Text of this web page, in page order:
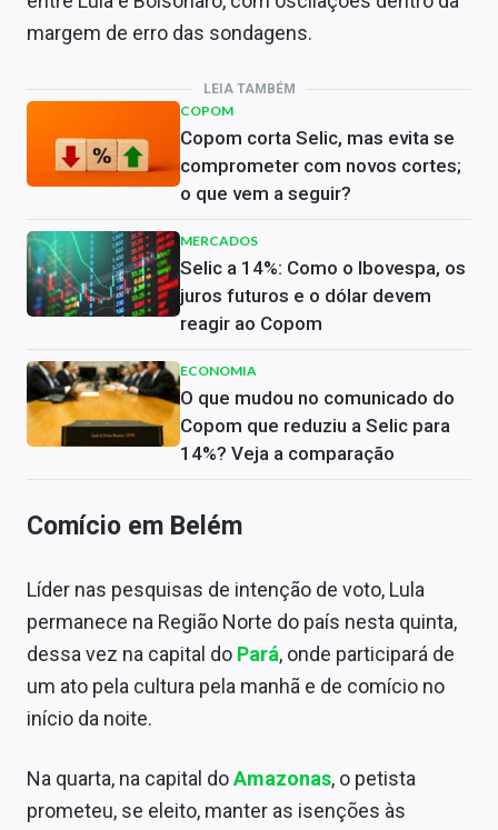
margem de erro das sondagens.
LEIA TAMBÉM
COPOM
Copom corta Selic, mas evita se
comprometer com novos cortes;
o que vem a seguir?
MERCADOS
Selic a 14%: Como o Ibovespa, os
juros futuros e o dólar devem
reagir ao Copom
ECONOMIA
O que mudou no comunicado do
Copom que reduziu a Selic para
14%? Veja a comparação
Comício em Belém
Líder nas pesquisas de intenção de voto, Lula
permanece na Região Norte do país nesta quinta,
dessa vez na capital do Pará, onde participará de
um ato pela cultura pela manhã e de comício no
início da noite.
Na quarta, na capital doAmazonas, o petista
prometeu, se eleito, manter as isenções às